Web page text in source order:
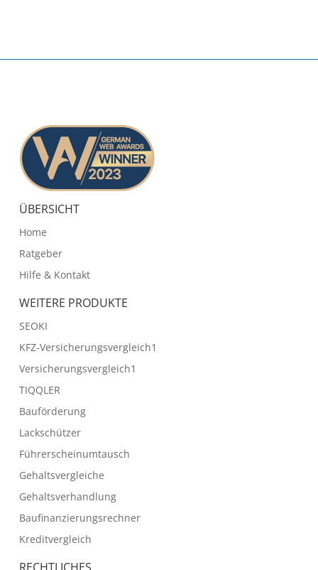
ÜBERSICHT
Home
Ratgeber
Hilfe & Kontakt
WEITERE PRODUKTE
SEOKI
KFZ-Versicherungsvergleich1
Versicherungsvergleich1
TIQQLER
Bauförderung
Lackschützer
Führerscheinumtausch
Gehaltsvergleiche
Gehaltsverhandlung
Baufinanzierungsrechner
Kreditvergleich